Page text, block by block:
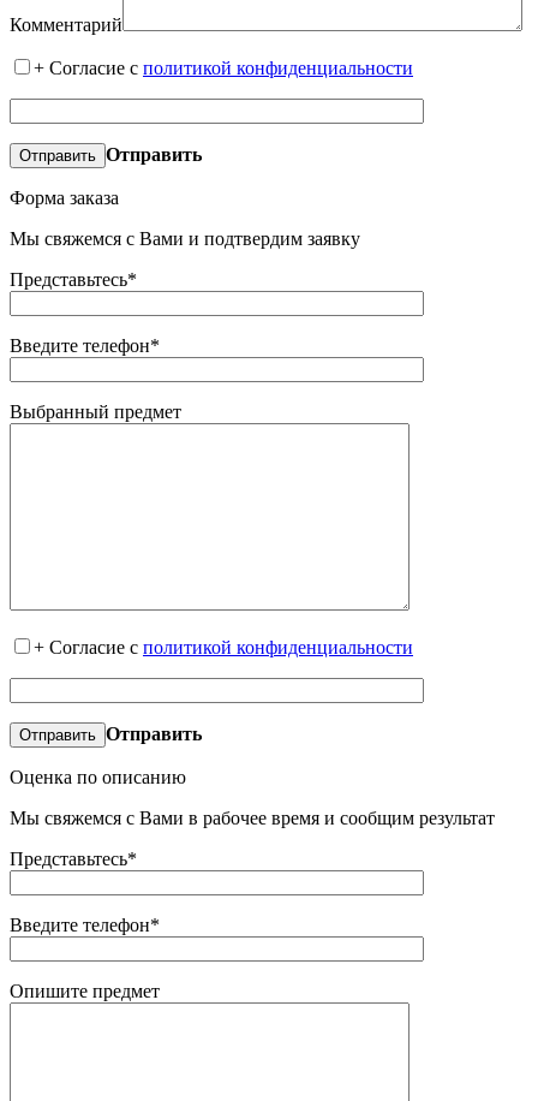
Комментарий
+ Согласие с политикой конфиденциальности
Отправить
Форма заказа
Мы свяжемся с Вами и подтвердим заявку
Представьтесь*
Введите телефон*
Выбранный предмет
+ Согласие с политикой конфиденциальности
Отправить
Оценка по описанию
Мы свяжемся с Вами в рабочее время и сообщим результат
Представьтесь*
Введите телефон*
Опишите предмет